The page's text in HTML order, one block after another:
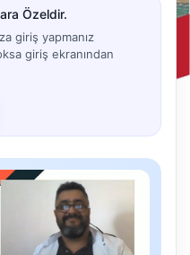
Özeldir.
giriş yapmanız
giriş ekranından